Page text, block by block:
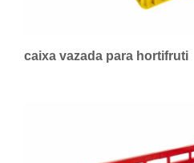
caixa vazada para hortifruti